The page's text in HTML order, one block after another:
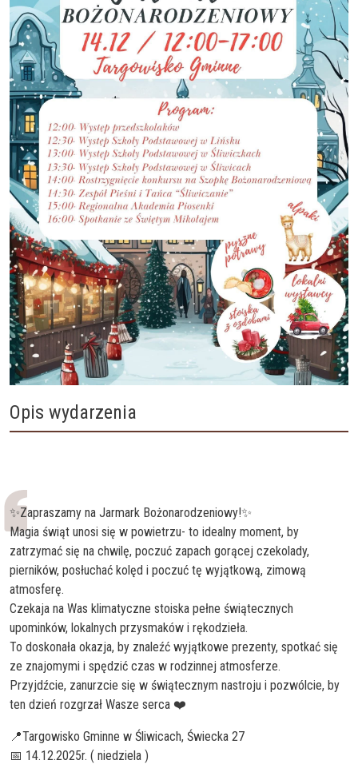
Opis wydarzenia
✨Zapraszamy na Jarmark Bożonarodzeniowy!✨
Magia świąt unosi się w powietrzu- to idealny moment, by
zatrzymać się na chwilę, poczuć zapach gorącej czekolady,
pierników, posłuchać kolęd i poczuć tę wyjątkową, zimową
atmosferę.
Czekaja na Was klimatyczne stoiska pełne świątecznych
upominków, lokalnych przysmaków i rękodzieła.
To doskonała okazja, by znaleźć wyjątkowe prezenty, spotkać się
ze znajomymi i spędzić czas w rodzinnej atmosferze.
Przyjdźcie, zanurzcie się w świątecznym nastroju i pozwólcie, by
ten dzień rozgrzał Wasze serca ❤️
📍Targowisko Gminne w Śliwicach, Świecka 27
📅 14.12.2025r. ( niedziela )